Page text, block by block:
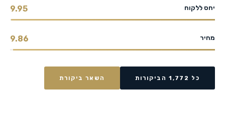
יחס ללקוח 9.95
מחיר 9.86
כל 1,772 הביקורות השאר ביקורת